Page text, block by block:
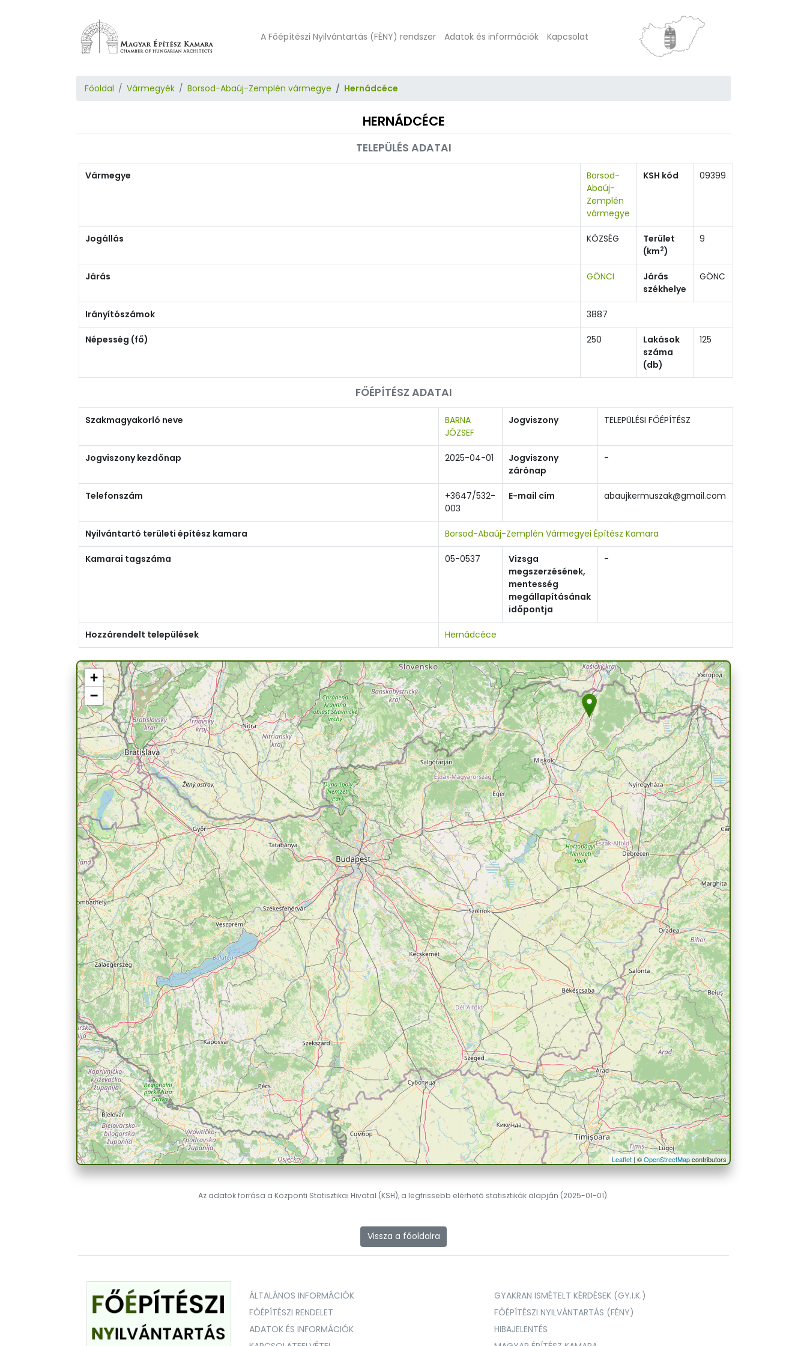
A Főépítészi Nyilvántartás (FÉNY) rendszer Adatok és információk Kapcsolat
Főoldal Vármegyék Borsod-Abaúj-Zemplén vármegye Hernádcéce
HERNÁDCÉCE
TELEPÜLÉS ADATAI
Vármegye
Borsod-
Abaúj-
Zemplén
vármegye
KSH kód 09399
Jogállás KÖZSÉG
Terület
(km2)
9
Járás GÖNCI
Járás
székhelye
GÖNC
Irányítószámok 3887
Népesség (fő) 250
Lakások
száma
(db)
125
FŐÉPÍTÉSZ ADATAI
Szakmagyakorló neve
BARNA
JÓZSEF
Jogviszony TELEPÜLÉSI FŐÉPÍTÉSZ
Jogviszony kezdőnap 2025-04-01
Jogviszony
zárónap
-
Telefonszám
+3647/532-
003
E-mail cím abaujkermuszak@gmail.com
Nyilvántartó területi építész kamara Borsod-Abaúj-Zemplén Vármegyei Építész Kamara
Kamarai tagszáma 05-0537
Vizsga
megszerzésének,
mentesség
megállapításának
időpontja
-
Hozzárendelt települések Hernádcéce
+
−
Leaflet | ©OpenStreetMapcontributors
Az adatok forrása a Központi Statisztikai Hivatal (KSH), a legfrissebb elérhető statisztikák alapján (2025-01-01).
Vissza a főoldalra
ÁLTALÁNOS INFORMÁCIÓK
GYAKRAN ISMÉTELT KÉRDÉSEK (GY.I.K.)
FŐÉPÍTÉSZI RENDELET
FŐÉPÍTÉSZI NYILVÁNTARTÁS (FÉNY)
ADATOK ÉS INFORMÁCIÓK
HIBAJELENTÉS